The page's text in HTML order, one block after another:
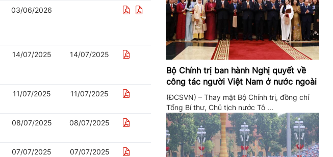
03/06/2026
14/07/2025 14/07/2025
11/07/2025 11/07/2025
08/07/2025 08/07/2025
07/07/2025 07/07/2025
Bộ Chính trị ban hành Nghị quyết về
công tác người Việt Nam ở nước ngoài
(ĐCSVN) – Thay mặt Bộ Chính trị, đồng chí
Tổng Bí thư, Chủ tịch nước Tô ...